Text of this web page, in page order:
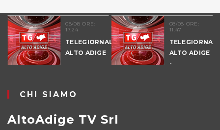
08/08 ORE:
17.24
TELEGIORNALE
ALTO ADIGE
08/08 ORE:
11.47
TELEGIORNALE
ALTO ADIGE
-
CHI SIAMO
AltoAdige TV Srl